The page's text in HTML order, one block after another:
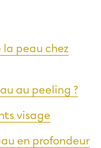
peau chez
au peeling ?
visage
en profondeur